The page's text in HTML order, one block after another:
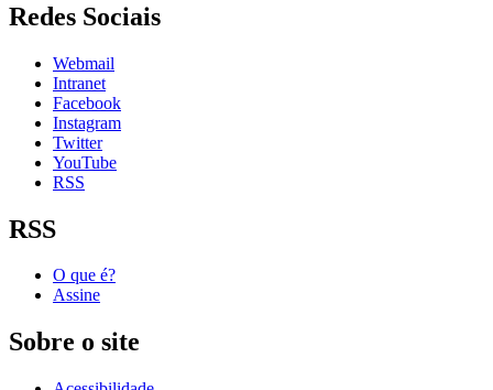
Redes Sociais
Webmail
Intranet
Facebook
Instagram
Twitter
YouTube
RSS
RSS
O que é?
Assine
Sobre o site